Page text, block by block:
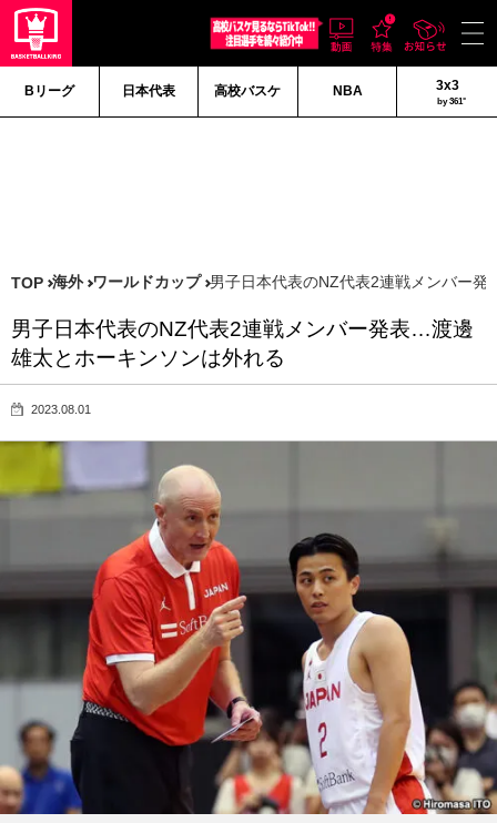
Bリーグ 日本代表 高校バスケ NBA 3x3
by 361°
TOP 海外 ワールドカップ 男子日本代表のNZ代表2連戦メンバー
男子日本代表のNZ代表2連戦メンバー発表…渡邊
雄太とホーキンソンは外れる
2023.08.01